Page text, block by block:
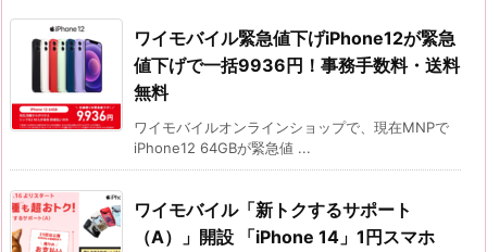
ワイモバイル緊急値下げiPhone12が緊急
値下げで一括9936円！事務手数料・送料
無料
ワイモバイルオンラインショップで、現在MNPで
iPhone12 64GBが緊急値 ...
ワイモバイル「新トクするサポート
（A）」開設 「iPhone 14」1円スマホ